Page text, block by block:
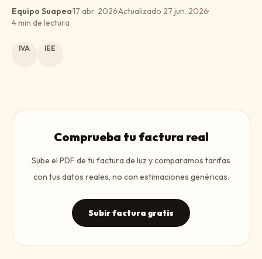
Equipo Suapea·17 abr. 2026·Actualizado 27 jun. 2026·
4min de lectura
IVA IEE
Comprueba tu factura real
Sube el PDF de tu factura de luz y comparamos tarifas
con tus datos reales, no con estimaciones genéricas.
Subir factura gratis